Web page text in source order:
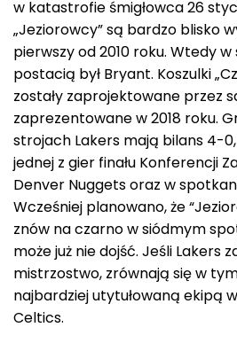
w katastrofie śmigłowca 26
„Jeziorowcy” są bardzo blisko
pierwszy od 2010 roku. Wtedy w
postacią był Bryant. Koszulki
zostały zaprojektowane przez
zaprezentowane w 2018 roku.
strojach Lakers mają bilans 4-0,
jednej z gier finału Konferencji
Denver Nuggets oraz w
Wcześniej planowano, że
znów na czarno w siódmym
może już nie dojść. Jeśli Lakers
mistrzostwo, zrównają się w
najbardziej utytułowaną ekipą
Celtics.